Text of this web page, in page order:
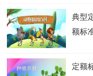
典型
额标
定额